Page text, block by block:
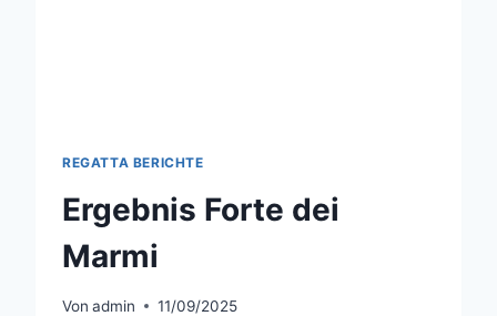
REGATTA BERICHTE
Ergebnis Forte dei
Marmi
Von admin 11/09/2025